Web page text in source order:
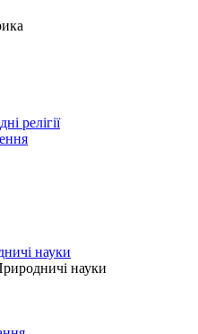
релігії
науки
науки